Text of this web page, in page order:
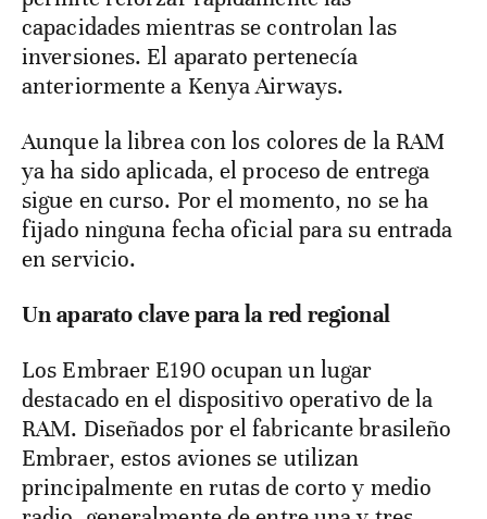
capacidades mientras se controlan las
inversiones. El aparato pertenecía
anteriormente a Kenya Airways.
Aunque la librea con los colores de la RAM
ya ha sido aplicada, el proceso de entrega
sigue en curso. Por el momento, no se ha
fijado ninguna fecha oficial para su entrada
en servicio.
Un aparato clave para la red regional
Los Embraer E190 ocupan un lugar
destacado en el dispositivo operativo de la
RAM. Diseñados por el fabricante brasileño
Embraer, estos aviones se utilizan
principalmente en rutas de corto y medio